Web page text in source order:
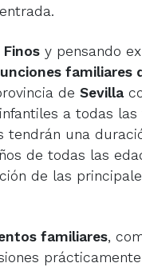
Finos y pensando
familiares
de Sevilla
a todas
tendrán una
de todas las
de las
familiares,